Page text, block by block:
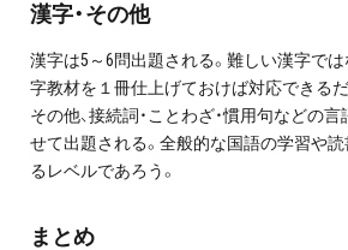
漢字・その他
漢字は5～6問出題される。難しい漢字では
字教材を１冊仕上げておけば対応できるだ
その他、接続詞・ことわざ・慣用句などの
せて出題される。全般的な国語の学習や
るレベルであろう。
まとめ